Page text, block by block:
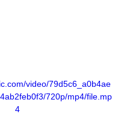
video/79d5c6_a0b4ae
720p/mp4/file.mp
4